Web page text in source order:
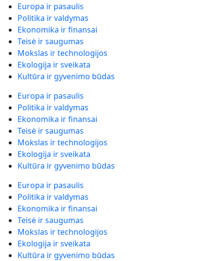
Europa ir pasaulis
Politika ir valdymas
Ekonomika ir finansai
Teisė ir saugumas
Mokslas ir technologijos
Ekologija ir sveikata
Kultūra ir gyvenimo būdas
Europa ir pasaulis
Politika ir valdymas
Ekonomika ir finansai
Teisė ir saugumas
Mokslas ir technologijos
Ekologija ir sveikata
Kultūra ir gyvenimo būdas
Europa ir pasaulis
Politika ir valdymas
Ekonomika ir finansai
Teisė ir saugumas
Mokslas ir technologijos
Ekologija ir sveikata
Kultūra ir gyvenimo būdas